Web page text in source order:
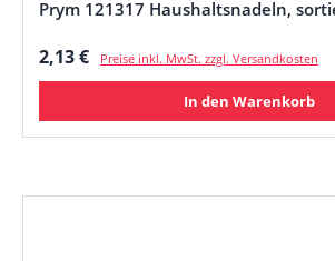
Prym 121317 Haushaltsnadeln,
Regulärer Preis:
2,13 € Preise inkl. MwSt. zzgl. Versandkosten
In den Warenkorb